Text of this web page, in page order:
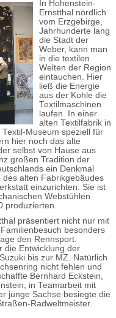
In Hohenstein-
Ernstthal nördlich
vom Erzgebirge,
Jahrhunderte lang
die Stadt der
Weber, kann man
in die textilen
Welten der Region
eintauchen. Hier
ließ die Energie
aus der Kohle die
Textilmaschinen
laufen. In einer
alten Textilfabrik in
Museum speziell für
hier noch das alte
selbst von Hause aus
großen Tradition der
ein Denkmal
alten Fabrikgebäudes
einzurichten. Sie ist
Webstühlen
produzierten.
präsentiert nicht nur mit
besonders
den Rennsport.
die Entwicklung der
bis zur MZ. Natürlich
nicht fehlen und
Bernhard Eckstein,
in Teamarbeit mit
junge Sachse besiegte die
Radweltmeister.